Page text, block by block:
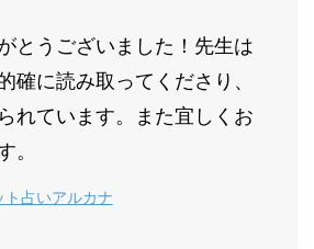
とうございました！先生は
確に読み取ってくださり、
れています。また宜しくお
。
ト占いアルカナ